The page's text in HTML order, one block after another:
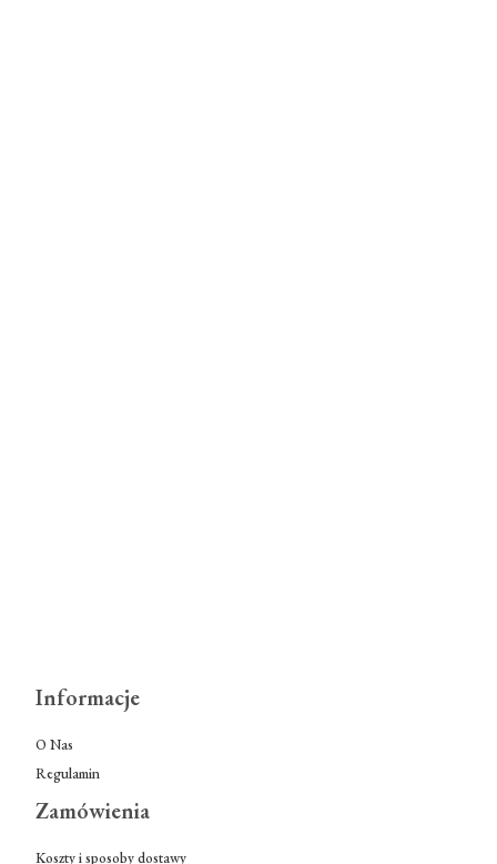
Informacje
O Nas
Regulamin
Zamówienia
Koszty i sposoby dostawy